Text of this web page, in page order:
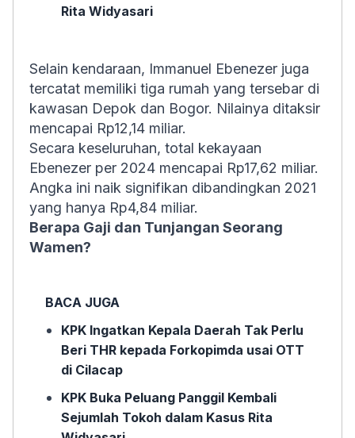
Rita Widyasari
Selain kendaraan, Immanuel Ebenezer juga
tercatat memiliki tiga rumah yang tersebar di
kawasan Depok dan Bogor. Nilainya ditaksir
mencapai Rp12,14 miliar.
Secara keseluruhan, total kekayaan
Ebenezer per 2024 mencapai Rp17,62 miliar.
Angka ini naik signifikan dibandingkan 2021
yang hanya Rp4,84 miliar.
Berapa Gaji dan Tunjangan Seorang
Wamen?
BACA JUGA
KPK Ingatkan Kepala Daerah Tak Perlu
Beri THR kepada Forkopimda usai OTT
di Cilacap
KPK Buka Peluang Panggil Kembali
Sejumlah Tokoh dalam Kasus Rita